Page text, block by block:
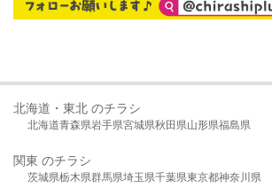
北海道・東北 のチラシ
北海道青森県岩手県宮城県秋田県山形県福島県
関東 のチラシ
茨城県栃木県群馬県埼玉県千葉県東京都神奈川県